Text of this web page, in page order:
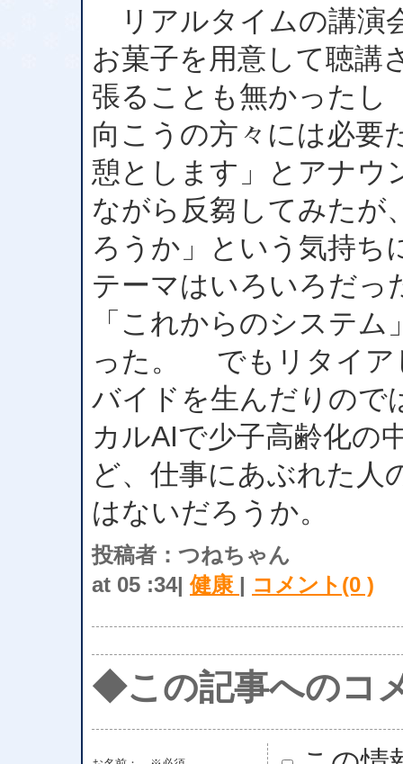
リアルタイムの講演
お菓子を用意して聴講
張ることも無かったし
向こうの方々には必要
憩とします」とアナ
ながら反芻してみたが
ろうか」という気持
テーマはいろいろだっ
「これからのシステ
った。 でもリタイア
バイドを生んだりので
カルAIで少子高齢化の
ど、仕事にあぶれた人
はないだろうか。
投稿者：つねちゃん
at 05 :34|健康 | コメント(0 )
◆この記事へのコ